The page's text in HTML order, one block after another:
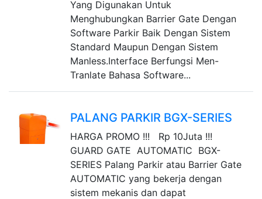
Yang Digunakan Untuk
Menghubungkan Barrier Gate Dengan
Software Parkir Baik Dengan Sistem
Standard Maupun Dengan Sistem
Manless.Interface Berfungsi Men-
Tranlate Bahasa Software...
PALANG PARKIR BGX-SERIES
HARGA PROMO !!! Rp 10Juta !!!
GUARD GATE AUTOMATIC BGX-
SERIES Palang Parkir atau Barrier Gate
AUTOMATIC yang bekerja dengan
sistem mekanis dan dapat